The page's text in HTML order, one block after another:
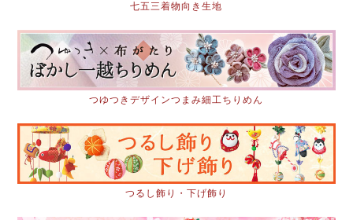
七五三着物向き生地
つゆつきデザインつまみ細工ちりめん
つるし飾り・下げ飾り